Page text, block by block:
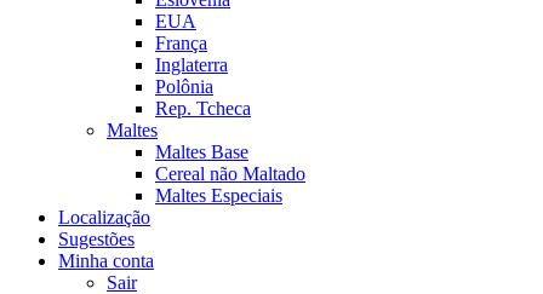
EUA
França
Inglaterra
Polônia
Rep. Tcheca
Maltes
Maltes Base
Cereal não Maltado
Maltes Especiais
Localização
Sugestões
Minha conta
Sair